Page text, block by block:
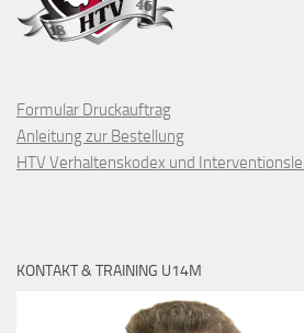
Formular Druckauftrag
Anleitung zur Bestellung
HTV Verhaltenskodex und
KONTAKT & TRAINING U14M